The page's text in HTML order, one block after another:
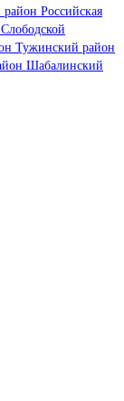
район Российская
Слободской
Тужинский район
Шабалинский